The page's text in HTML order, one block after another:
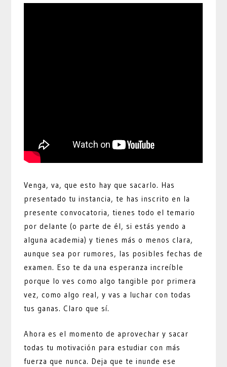
Venga, va, que esto hay que sacarlo. Has
presentado tu instancia, te has inscrito en la
presente convocatoria, tienes todo el temario
por delante (o parte de él, si estás yendo a
alguna academia) y tienes más o menos clara,
aunque sea por rumores, las posibles fechas de
examen. Eso te da una esperanza increíble
porque lo ves como algo tangible por primera
vez, como algo real, y vas a luchar con todas
tus ganas. Claro que sí.
Ahora es el momento de aprovechar y sacar
todas tu motivación para estudiar con más
fuerza que nunca. Deja que te inunde ese